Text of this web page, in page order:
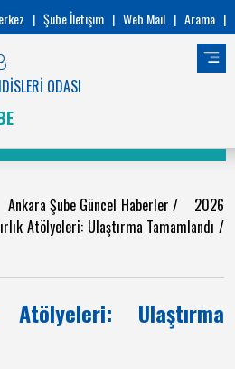
| Şube İletişim | Web Mail | Arama |
ODASI
Ankara Şube Güncel Haberler/ 2026
Atölyeleri: Ulaştırma Tamamlandı/
Atölyeleri: Ulaştırma